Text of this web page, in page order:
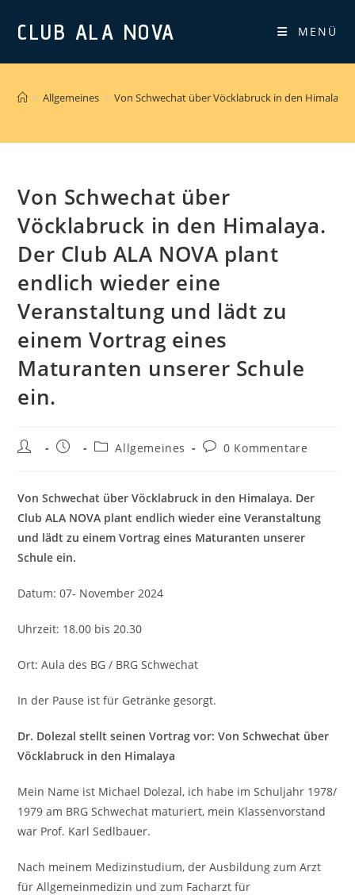
InhaltCLUB ALA NOVA MENÜ
> Allgemeines > Von Schwechat über Vöcklabruck in den
Von Schwechat über
Vöcklabruck in den Himalaya.
Der Club ALA NOVA plant
endlich wieder eine
Veranstaltung und lädt zu
einem Vortrag eines
Maturanten unserer Schule
ein.
Beitrags-BeitragBeitrags-
Allgemeines
Beitrags-
0 Kommentare
Von Schwechat über Vöcklabruck in den Himalaya. Der
Club ALA NOVA plant endlich wieder eine Veranstaltung
und lädt zu einem Vortrag eines Maturanten unserer
Schule ein.
Datum: 07- November 2024
Uhrzeit: 18.00 bis 20.30
Ort: Aula des BG / BRG Schwechat
In der Pause ist für Getränke gesorgt.
Dr. Dolezal stellt seinen Vortrag vor: Von Schwechat über
Vöcklabruck in den Himalaya
Mein Name ist Michael Dolezal, ich habe im Schuljahr 1978/
1979 am BRG Schwechat maturiert, mein Klassenvorstand
war Prof. Karl Sedlbauer.
Nach meinem Medizinstudium, der Ausbildung zum Arzt
für Allgemeinmedizin und zum Facharzt für